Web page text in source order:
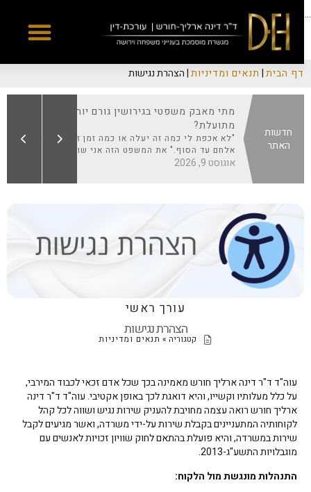
Yes
...
דף הבית|תנאים ומדיניות|הצהרת נגישות
חדשות
האתר
לחלוטין
מתי מאבק משפטי בגירושין גורם יותר נזק
מתועלת?
"לא אכפת לי כמה זה יעלה או כמה זמן זה ייקח – אני
אלחם עד הסוף." את המשפט הזה אני שומעת...
אוגוסט 9, 2026
עורך ראשי
הצהרת נגישות
קטגוריה » תנאים ומדיניות
עוה"ד ד"ר דינה ארליך חורש מאמינה בכך שכל אדם זכאי לכבוד המירבי,
על כלל מעלותיו וקשייו, והיא דואגת לכך באופן אקטיבי. עוה"ד ד"ר דינה
ארליך חורש רואה עצמה מחויבת להעניק שירות נגיש ושווה לכל קהל
לקוחותיה המתעניינים בקבלת שירות על-ידי משרדה, ואשר מגיעים לקבל
שירות במשרדה, והיא פועלת בהתאם לחוק שוויון זכויות לאנשים עם
מוגבלויות התשע"ג-2013.
התנהלות מונגשת מול הלקוח: